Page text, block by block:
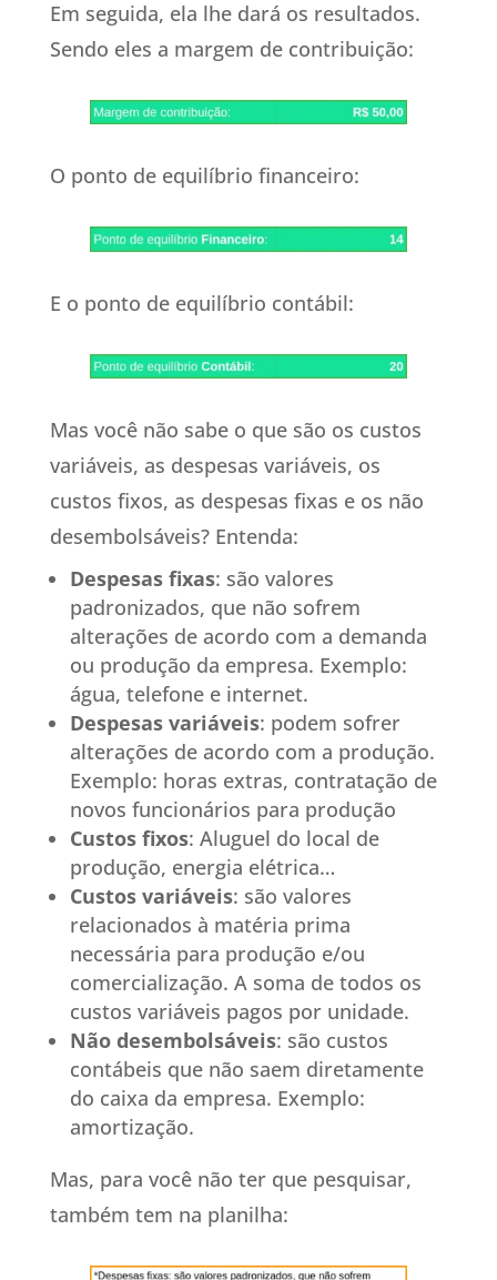
Em seguida, ela lhe dará os resultados.
Sendo eles a margem de contribuição:
O ponto de equilíbrio financeiro:
E o ponto de equilíbrio contábil:
Mas você não sabe o que são os custos
variáveis, as despesas variáveis, os
custos fixos, as despesas fixas e os não
desembolsáveis? Entenda:
Despesas fixas: são valores
padronizados, que não sofrem
alterações de acordo com a demanda
ou produção da empresa. Exemplo:
água, telefone e internet.
Despesas variáveis: podem sofrer
alterações de acordo com a produção.
Exemplo: horas extras, contratação de
novos funcionários para produção
Custos fixos: Aluguel do local de
produção, energia elétrica…
Custos variáveis: são valores
relacionados à matéria prima
necessária para produção e/ou
comercialização. A soma de todos os
custos variáveis pagos por unidade.
Não desembolsáveis: são custos
contábeis que não saem diretamente
do caixa da empresa. Exemplo:
amortização.
Mas, para você não ter que pesquisar,
também tem na planilha: